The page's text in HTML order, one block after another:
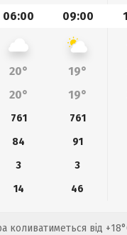
06:00 09:00
20° 19°
20° 19°
761 761
84 91
3 3
14 46
коливатиметься від